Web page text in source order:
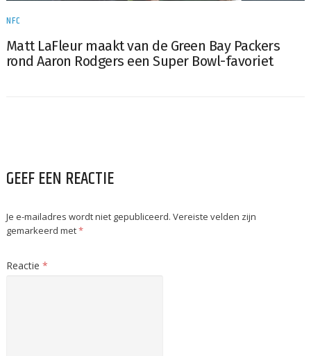
NFC
Matt LaFleur maakt van de Green Bay Packers
rond Aaron Rodgers een Super Bowl-favoriet
GEEF EEN REACTIE
Je e-mailadres wordt niet gepubliceerd. Vereiste velden zijn
gemarkeerd met*
Reactie *